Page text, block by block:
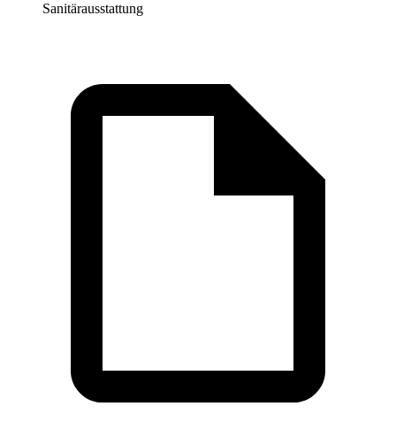
Sanitärausstattung